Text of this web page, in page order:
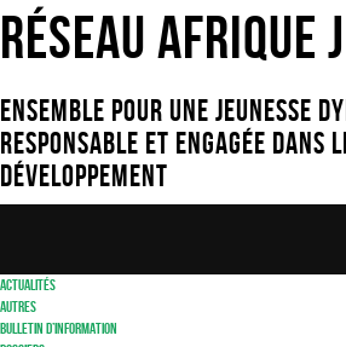
Réseau Afrique
Ensemble pour une jeunesse
responsable et engagée dans
développement
Actualités
Autres
Bulletin d’information